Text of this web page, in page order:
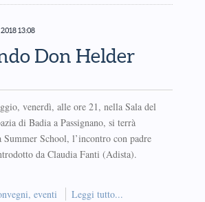
13:08
Don Helder
venerdì, alle ore 21, nella Sala del
di Badia a Passignano, si terrà
Summer School, l’incontro con padre
da Claudia Fanti (Adista).
eventi Leggi tutto...